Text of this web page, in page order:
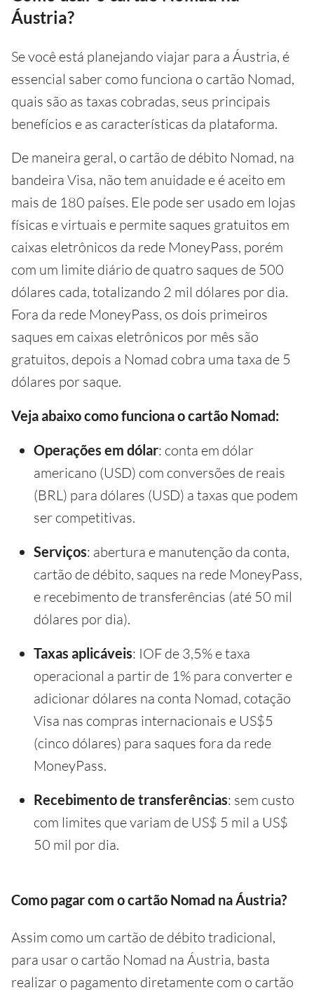
Áustria?
Se você está planejando viajar para a Áustria, é
essencial saber como funciona o cartão Nomad,
quais são as taxas cobradas, seus principais
benefícios e as características da plataforma.
De maneira geral, o cartão de débito Nomad, na
bandeira Visa, não tem anuidade e é aceito em
mais de 180 países. Ele pode ser usado em lojas
físicas e virtuais e permite saques gratuitos em
caixas eletrônicos da rede MoneyPass, porém
com um limite diário de quatro saques de 500
dólares cada, totalizando 2 mil dólares por dia.
Fora da rede MoneyPass, os dois primeiros
saques em caixas eletrônicos por mês são
gratuitos, depois a Nomad cobra uma taxa de 5
dólares por saque.
Veja abaixo como funciona o cartão Nomad:
Operações em dólar: conta em dólar
americano (USD) com conversões de reais
(BRL) para dólares (USD) a taxas que podem
ser competitivas.
Serviços: abertura e manutenção da conta,
cartão de débito, saques na rede MoneyPass,
e recebimento de transferências (até 50 mil
dólares por dia).
Taxas aplicáveis: IOF de 3,5% e taxa
operacional a partir de 1% para converter e
adicionar dólares na conta Nomad, cotação
Visa nas compras internacionais e US$5
(cinco dólares) para saques fora da rede
MoneyPass.
Recebimento de transferências: sem custo
com limites que variam de US$ 5 mil a US$
50 mil por dia.
Como pagar com o cartão Nomad na Áustria?
Assim como um cartão de débito tradicional,
para usar o cartão Nomad na Áustria, basta
realizar o pagamento diretamente com o cartão